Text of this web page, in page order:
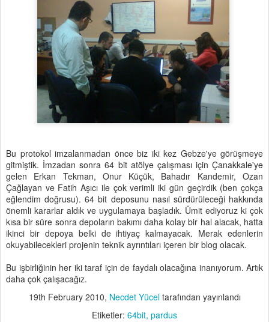
Bu protokol imzalanmadan önce biz iki kez Gebze'ye görüşmeye
gitmiştik. İmzadan sonra 64 bit atölye çalışması için Çanakkale'ye
gelen Erkan Tekman, Onur Küçük, Bahadır Kandemir, Ozan
Çağlayan ve Fatih Aşıcı ile çok verimli iki gün geçirdik (ben çokça
eğlendim doğrusu). 64 bit deposunu nasıl sürdürüleceği hakkında
önemli kararlar aldık ve uygulamaya başladık. Ümit ediyoruz ki çok
kısa bir süre sonra depoların bakımı daha kolay bir hal alacak, hatta
ikinci bir depoya belki de ihtiyaç kalmayacak. Merak edenlerin
okuyabilecekleri projenin teknik ayrıntıları içeren bir blog olacak.
Bu işbirliğinin her iki taraf için de faydalı olacağına inanıyorum. Artık
daha çok çalışacağız.
19th February 2010, Necdet Yüceltarafından yayınlandı
Etiketler: 64bit pardus